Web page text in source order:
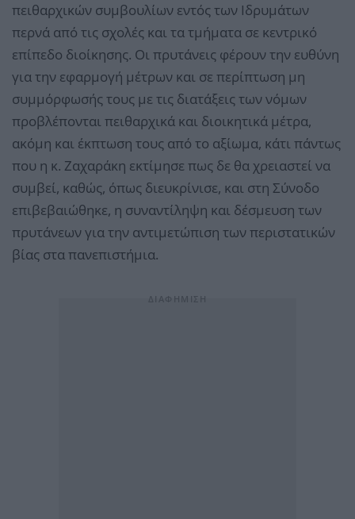
πειθαρχικών συμβουλίων εντός των Ιδρυμάτων
περνά από τις σχολές και τα τμήματα σε κεντρικό
επίπεδο διοίκησης. Οι πρυτάνεις φέρουν την ευθύνη
για την εφαρμογή μέτρων και σε περίπτωση μη
συμμόρφωσής τους με τις διατάξεις των νόμων
προβλέπονται πειθαρχικά και διοικητικά μέτρα,
ακόμη και έκπτωση τους από το αξίωμα, κάτι πάντως
που η κ. Ζαχαράκη εκτίμησε πως δε θα χρειαστεί να
συμβεί, καθώς, όπως διευκρίνισε, και στη Σύνοδο
επιβεβαιώθηκε, η συναντίληψη και δέσμευση των
πρυτάνεων για την αντιμετώπιση των περιστατικών
βίας στα πανεπιστήμια.